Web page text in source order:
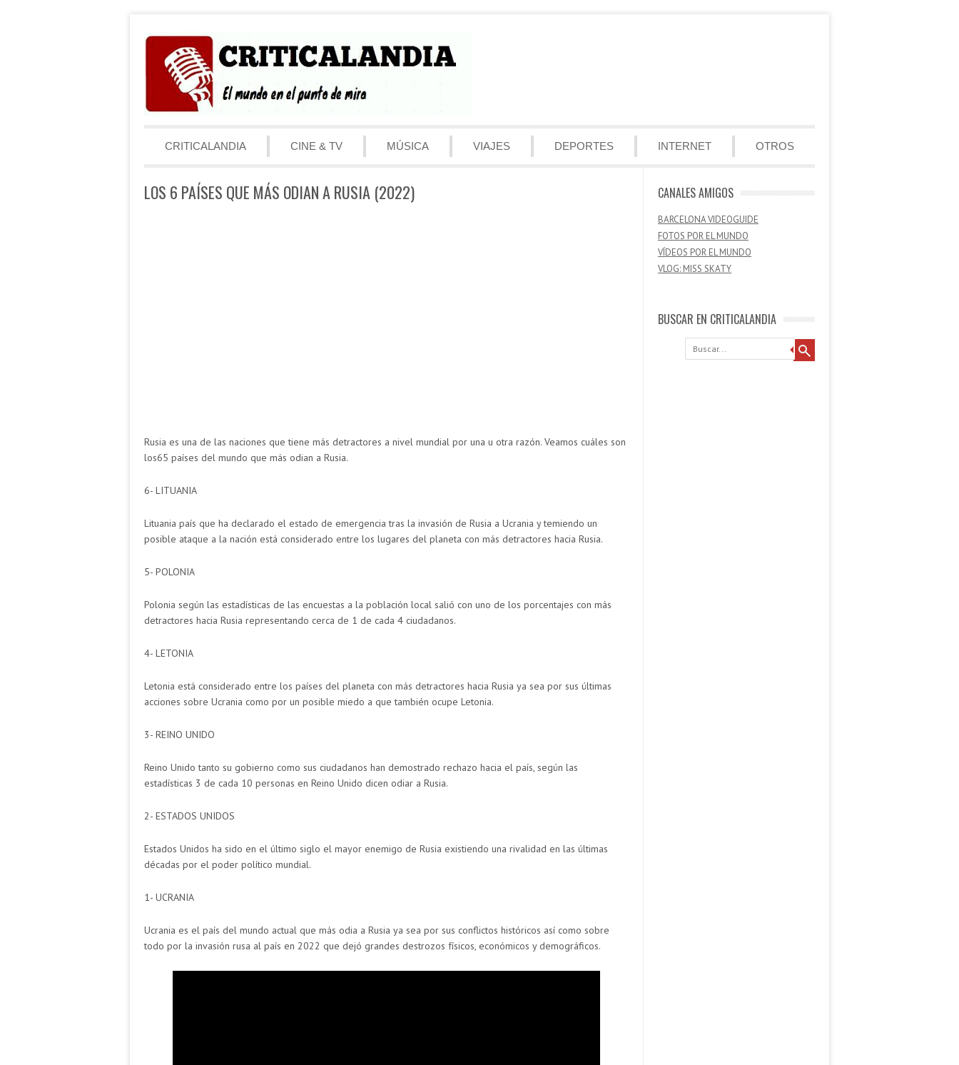
Menú
CRITICALANDIA
CINE & TV MÚSICA VIAJES DEPORTES INTERNET OTROS
LOS 6 PAÍSES QUE MÁS ODIAN A RUSIA (2022)
Rusia es una de las naciones que tiene más detractores a nivel mundial por una u otra razón. Veamos cuáles son
los65 países del mundo que más odian a Rusia.
6- LITUANIA
Lituania país que ha declarado el estado de emergencia tras la invasión de Rusia a Ucrania y temiendo un
posible ataque a la nación está considerado entre los lugares del planeta con más detractores hacia Rusia.
5- POLONIA
Polonia según las estadísticas de las encuestas a la población local salió con uno de los porcentajes con más
detractores hacia Rusia representando cerca de 1 de cada 4 ciudadanos.
4- LETONIA
Letonia está considerado entre los países del planeta con más detractores hacia Rusia ya sea por sus últimas
acciones sobre Ucrania como por un posible miedo a que también ocupe Letonia.
3- REINO UNIDO
Reino Unido tanto su gobierno como sus ciudadanos han demostrado rechazo hacia el país, según las
estadísticas 3 de cada 10 personas en Reino Unido dicen odiar a Rusia.
2- ESTADOS UNIDOS
Estados Unidos ha sido en el último siglo el mayor enemigo de Rusia existiendo una rivalidad en las últimas
décadas por el poder político mundial.
1- UCRANIA
Ucrania es el país del mundo actual que más odia a Rusia ya sea por sus conflictos históricos así como sobre
todo por la invasión rusa al país en 2022 que dejó grandes destrozos físicos, económicos y demográficos.
CANALES AMIGOS
BARCELONA VIDEOGUIDE
FOTOS POR EL MUNDO
VÍDEOS POR EL MUNDO
VLOG: MISS SKATY
BUSCAR EN CRITICALANDIA
Buscar